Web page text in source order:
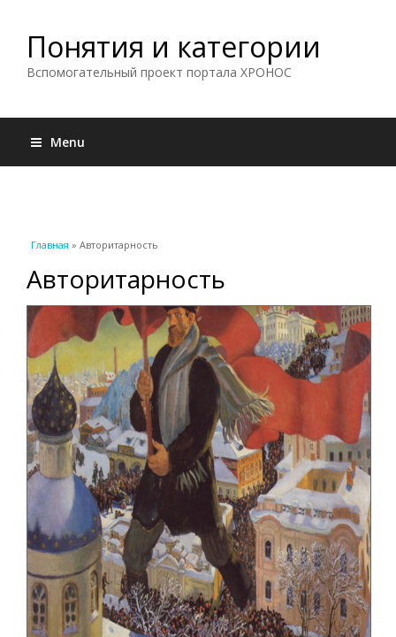
Понятия и категории
Вспомогательный проект портала ХРОНОС
Menu
Вы здесь
Главная » Авторитарность
Авторитарность